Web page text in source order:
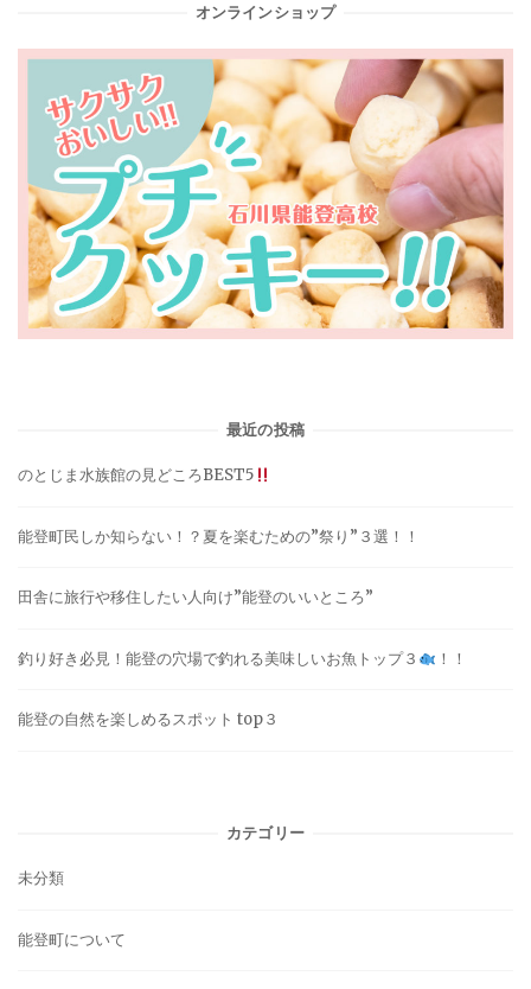
オンラインショップ
最近の投稿
のとじま水族館の見どころBEST5
能登町民しか知らない！？夏を楽むための”祭り”３選！！
田舎に旅行や移住したい人向け”能登のいいところ”
釣り好き必見！能登の穴場で釣れる美味しいお魚トップ３ ！！
能登の自然を楽しめるスポット top３
カテゴリー
未分類
能登町について